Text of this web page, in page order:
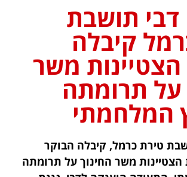
תושבת
קיבלה
משר
על תרומתה
המלחמתי
טירת כרמל, קיבלה הבוקר
משר החינוך על תרומתה